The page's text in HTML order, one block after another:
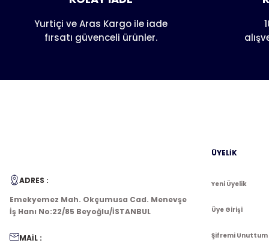
Ürün açıklamasında eksik bilgiler bulunuyor.
Ürün bilgilerinde hatalar bulunuyor.
Ürün fiyatı diğer sitelerden daha pahalı.
Yurtiçi ve Aras Kargo ile iade
fırsatı güvenceli ürünler.
ADRES :
Emekyemez Mah. Okçumusa Cad. Menevşe
İş Hanı No:22/85 Beyoğlu/İSTANBUL
MAİL :
ÜYELİK
Yeni Üyelik
Üye Girişi
Şifremi Unuttum